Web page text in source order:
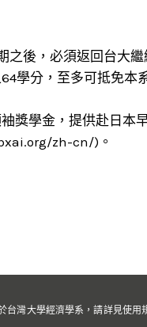
後，必須返回台大
學分，至多可抵免本
獎學金，提供赴日
zh-cn/)。
灣大學經濟學系，請詳見使